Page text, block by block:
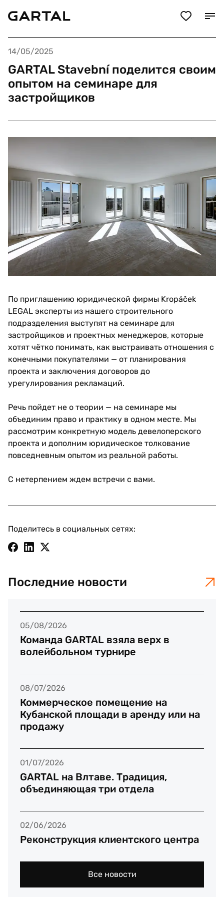
14/05/2025
GARTAL Stavební поделится своим
опытом на семинаре для
застройщиков
По приглашению юридической фирмы Kropáček
LEGAL эксперты из нашего строительного
подразделения выступят на семинаре для
застройщиков и проектных менеджеров, которые
хотят чётко понимать, как выстраивать отношения с
конечными покупателями — от планирования
проекта и заключения договоров до
урегулирования рекламаций.
Речь пойдет не о теории — на семинаре мы
объединим право и практику в одном месте. Мы
рассмотрим конкретную модель девелоперского
проекта и дополним юридическое толкование
повседневным опытом из реальной работы.
С нетерпением ждем встречи с вами.
Поделитесь в социальных сетях:
Последние новости
05/08/2026
Команда GARTAL взяла верх в
волейбольном турнире
08/07/2026
Коммерческое помещение на
Кубанской площади в аренду или на
продажу
01/07/2026
GARTAL на Влтаве. Традиция,
объединяющая три отдела
02/06/2026
Реконструкция клиентского центра
Все новости